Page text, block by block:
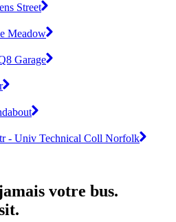
Street
Meadow
Garage
- Univ Technical Coll Norfolk
votre bus.